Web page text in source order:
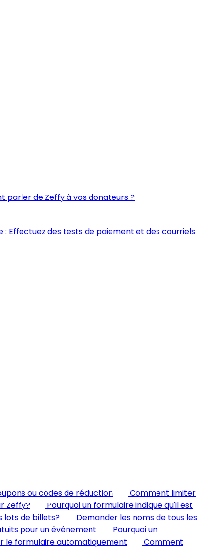
parler de Zeffy à vos donateurs ?
: Effectuez des tests de paiement et des courriels
ou codes de réduction
Comment limiter
Zeffy?
Pourquoi un formulaire indique qu'il est
lots de billets?
Demander les noms de tous les
pour un événement
Pourquoi un
le formulaire automatiquement
Comment